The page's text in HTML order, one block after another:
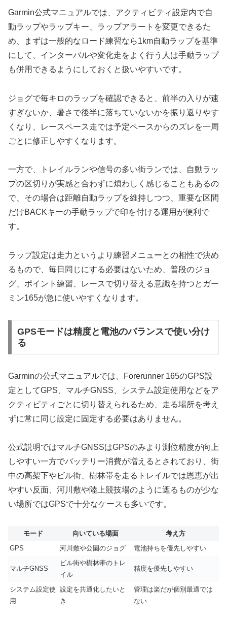
Garmin公式マニュアルでは、アクティビティ設定内で自
動ラップやラップキー、ラップアラートを変更できるた
め、まずは一般的なロード練習なら1km自動ラップを基準
にして、インターバルや変化走をよく行う人は手動ラップ
も併用できるようにしておくと扱いやすいです。
ジョグで毎キロのラップを確認できると、前半の入りが速
すぎないか、暑さで後半に落ちていないかを振り返りやす
くなり、レースペース走では予定ペースからのズレを一周
ごとに修正しやすくなります。
一方で、トレイルランや信号の多い街ランでは、自動ラッ
プの区切りが実感と合わずに煩わしく感じることもあるの
で、その場合は距離自動ラップを維持しつつ、重要な区間
だけBACKキーの手動ラップで印を付ける運用が便利で
す。
ラップ設定は走力というより練習メニューとの相性で決め
るもので、毎日同じにする必要はないため、普段のジョ
グ、ポイント練習、レースで切り替える意識を持つとガー
ミン165が急に使いやすくなります。
GPSモードは精度と電池のバランスで使い分け
る
Garminの公式マニュアルでは、Forerunner 165のGPS設
定としてGPS、マルチGNSS、システム設定使用などをア
クティビティごとに切り替えられるため、走る場所を考え
ずに常に同じ設定に固定する必要はありません。
公式説明ではマルチGNSSはGPSのみより測位精度が向上
しやすい一方でバッテリー消費が増えるとされており、街
中の高架下やビル街、樹林帯を走るトレイルでは恩恵が出
やすい反面、河川敷や陸上競技場のように遮るものが少な
い場所ではGPSで十分なケースも多いです。
モード 向いている場面
考え方
GPS
河川敷や公園のジョグ 電池持ちを優先しやすい
マルチGNSS
ビル街や樹林帯のトレ
イル
精度を優先しやすい
システム設定使
用
設定を共通化したいと
き
管理は楽だが個別最適では
ない